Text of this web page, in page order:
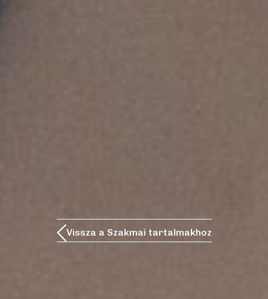
Vissza a Szakmai tartalmakhoz